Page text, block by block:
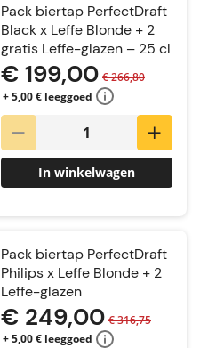
Pack biertap PerfectDraft
Black x Leffe Blonde + 2
gratis Leffe-glazen – 25 cl
€ 199,00 € 266,80
+ 5,00 € leeggoed
In winkelwagen
Pack biertap PerfectDraft
Philips x Leffe Blonde + 2
Leffe-glazen
€ 249,00 € 316,75
+ 5,00 € leeggoed